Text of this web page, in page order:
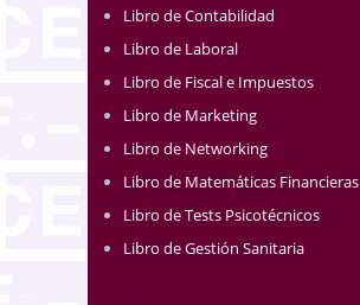
Libro de Contabilidad
Libro de Laboral
Libro de Fiscal e Impuestos
Libro de Marketing
Libro de Networking
Libro de Matemáticas Financieras
Libro de Tests Psicotécnicos
Libro de Gestión Sanitaria